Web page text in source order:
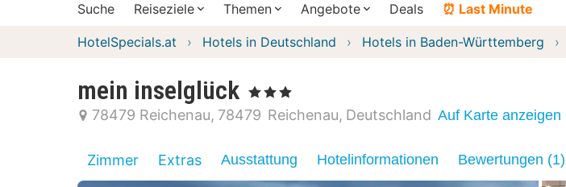
Suche Reiseziele Themen Angebote Deals ⏰ Last Minute
HotelSpecials.at Hotels in Deutschland Hotels in Baden-Württemberg
mein inselglück , 3 Sterne
78479 Reichenau 78479 Reichenau Deutschland Auf Karte anzeigen
Zimmer Extras Ausstattung Hotelinformationen Bewertungen (1)